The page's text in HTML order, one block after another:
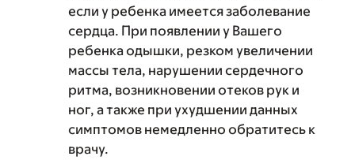
если у ребенка имеется заболевание
сердца. При появлении у Вашего
ребенка одышки, резком увеличении
массы тела, нарушении сердечного
ритма, возникновении отеков рук и
ног, а также при ухудшении данных
симптомов немедленно обратитесь к
врачу.